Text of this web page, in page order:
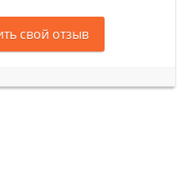
свой отзыв